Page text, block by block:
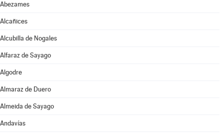
Abezames
Alcañices
Alcubilla de Nogales
Alfaraz de Sayago
Algodre
Almaraz de Duero
Almeida de Sayago
Andavías